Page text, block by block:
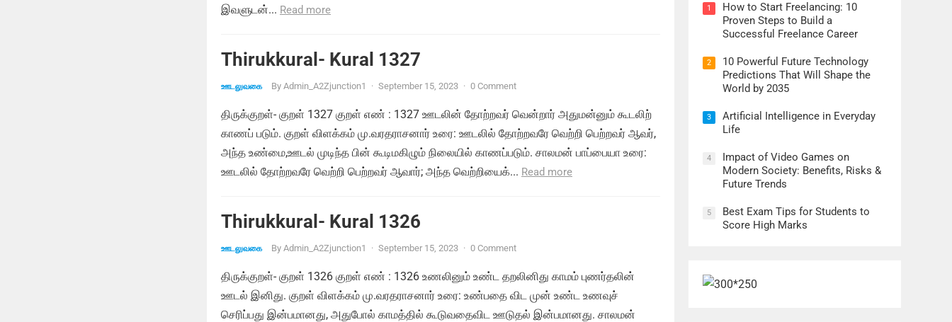
இவளுடன்... Read more
Thirukkural- Kural 1327
ஊடலுவகை By Admin_A2Zjunction1 · September 15, 2023 · 0 Comment
திருக்குறள்- குறள் 1327 குறள் எண் : 1327 ஊடலின் தோற்றவர் வென்றார் அதுமன்னும் கூடலிற்
காணப் படும். குறள் விளக்கம் மு.வரதராசனார் உரை: ஊடலில் தோற்றவரே வெற்றி பெற்றவர் ஆவர்,
அந்த உண்மை,ஊடல் முடிந்த பின் கூடிமகிழும் நிலையில் காணப்படும். சாலமன் பாப்பையா உரை:
ஊடலில் தோற்றவரே வெற்றி பெற்றவர் ஆவார்; அந்த வெற்றியைக்... Read more
Thirukkural- Kural 1326
ஊடலுவகை By Admin_A2Zjunction1 · September 15, 2023 · 0 Comment
திருக்குறள்- குறள் 1326 குறள் எண் : 1326 உணலினும் உண்ட தறலினிது காமம் புணர்தலின்
ஊடல் இனிது. குறள் விளக்கம் மு.வரதராசனார் உரை: உண்பதை விட முன் உண்ட உணவுச்
செரிப்பது இன்பமானது, அதுபோல் காமத்தில் கூடுவதைவிட ஊடுதல் இன்பமானது. சாலமன்
1
How to Start Freelancing: 10
Proven Steps to Build a
Successful Freelance Career
2
10 Powerful Future Technology
Predictions That Will Shape the
World by 2035
3
Artificial Intelligence in Everyday
Life
4
Impact of Video Games on
Modern Society: Benefits, Risks &
Future Trends
5
Best Exam Tips for Students to
Score High Marks